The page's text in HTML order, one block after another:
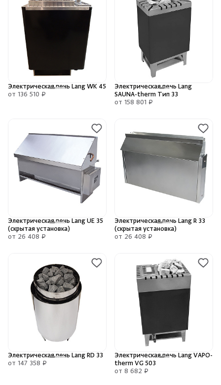
Электрическая печь Lang WK 45
от 136 510 ₽
Электрическая печь Lang
SAUNA-therm Тип 33
от 158 801 ₽
Электрическая печь Lang UE 35
(скрытая установка)
от 26 408 ₽
Электрическая печь Lang R 33
(скрытая установка)
от 26 408 ₽
Электрическая печь Lang RD 33
от 147 358 ₽
Электрическая печь Lang VAPO-
therm VG 503
от 8 682 ₽